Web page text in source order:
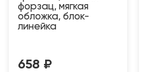
форзац, мягкая
обложка, блок-
линейка
658 ₽